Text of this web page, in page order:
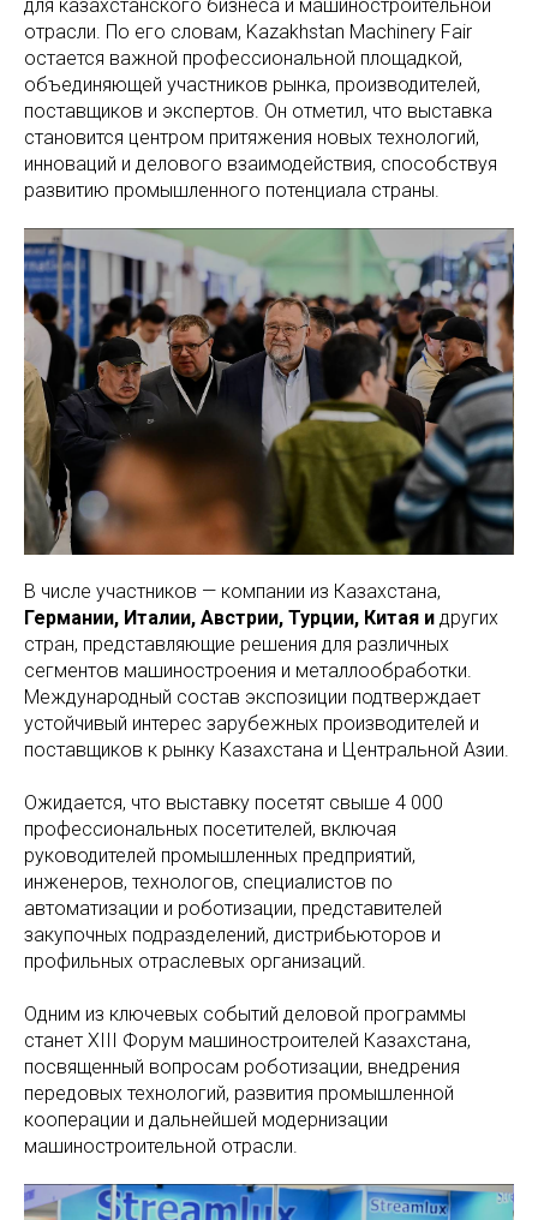
для казахстанского бизнеса и машиностроительной
отрасли. По его словам, Kazakhstan Machinery Fair
остается важной профессиональной площадкой,
объединяющей участников рынка, производителей,
поставщиков и экспертов. Он отметил, что выставка
становится центром притяжения новых технологий,
инноваций и делового взаимодействия, способствуя
развитию промышленного потенциала страны.
В числе участников — компании из Казахстана,
Германии, Италии, Австрии, Турции, Китая и других
стран, представляющие решения для различных
сегментов машиностроения и металлообработки.
Международный состав экспозиции подтверждает
устойчивый интерес зарубежных производителей и
поставщиков к рынку Казахстана и Центральной Азии.
Ожидается, что выставку посетят свыше 4 000
профессиональных посетителей, включая
руководителей промышленных предприятий,
инженеров, технологов, специалистов по
автоматизации и роботизации, представителей
закупочных подразделений, дистрибьюторов и
профильных отраслевых организаций.
Одним из ключевых событий деловой программы
станет XIII Форум машиностроителей Казахстана,
посвященный вопросам роботизации, внедрения
передовых технологий, развития промышленной
кооперации и дальнейшей модернизации
машиностроительной отрасли.